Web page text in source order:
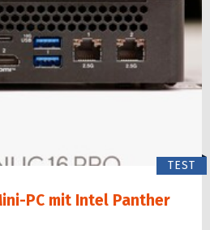
TEST
PC mit Intel Panther